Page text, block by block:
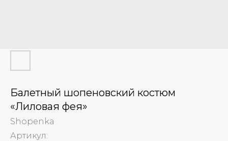
Балетный шопеновский костюм
«Лиловая фея»
Shopenka
Артикул: